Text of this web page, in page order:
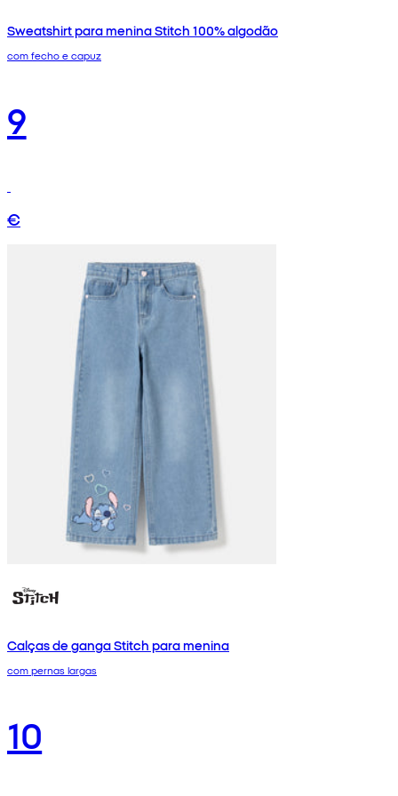
Sweatshirt para menina Stitch 100% algodão
com fecho e capuz
9
€
Calças de ganga Stitch para menina
com pernas largas
10